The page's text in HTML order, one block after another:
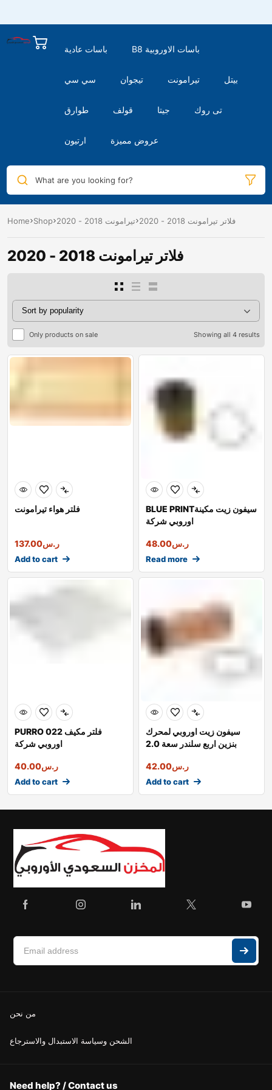
باسات عادية B8 باسات الاوروبية
سي سي تيجوان تيرامونت بيتل
طوارق قولف جيتا تى روك
ارتيون عروض مميزة
What are you looking for?
Home Shop تيرامونت 2018 - 2020 فلاتر تيرامونت 2018 - 2020
فلاتر تيرامونت 2018 - 2020
Only products on sale Showing all 4 results
فلتر هواء تيرامونت
ر.س137.00
Add to cart
BLUE PRINTسيفون زيت مكينة
اوروبي شركة
ر.س48.00
Read more
PURRO 022 فلتر مكيف
اوروبي شركة
ر.س40.00
Add to cart
سيفون زيت اوروبي لمحرك
بنزين اربع سلندر سعة 2.0
ر.س42.00
Add to cart
من نحن
الشحن وسياسة الاستبدال والاسترجاع
Need help? / Contact us